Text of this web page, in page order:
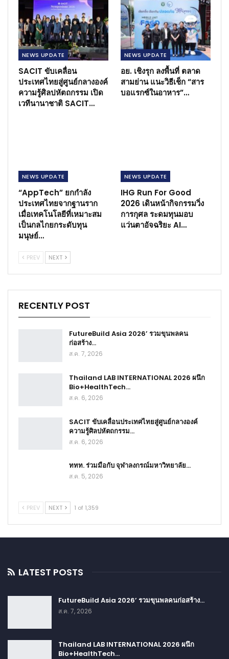
NEWS​ UPDATE
SACIT ขับเคลื่อน
ประเทศไทยสู่ศูนย์กลางองค์
ความรู้ศิลปหัตถกรรม เปิด
เวทีนานาชาติ SACIT…
NEWS​ UPDATE
อย. เชิงรุก ลงพื้นที่ ตลาด
สามย่าน แนะวิธีเช็ก “สาร
บอแรกซ์ในอาหาร”…
NEWS​ UPDATE
“AppTech” ยกกำลัง
ประเทศไทยจากฐานราก
เมื่อเทคโนโลยีที่เหมาะสม
เป็นกลไกยกระดับทุน
มนุษย์…
NEWS​ UPDATE
IHG Run For Good
2026 เดินหน้ากิจกรรมวิ่ง
การกุศล ระดมทุนมอบ
แว่นตาอัจฉริยะ AI…
PREV NEXT
RECENTLY POST
FutureBuild Asia 2026’ รวมขุนพลคน
ก่อสร้าง…
ส.ค. 7, 2026
Thailand LAB INTERNATIONAL 2026 ผนึก
Bio+HealthTech…
ส.ค. 6, 2026
SACIT ขับเคลื่อนประเทศไทยสู่ศูนย์กลางองค์
ความรู้ศิลปหัตถกรรม…
ส.ค. 6, 2026
ททท. ร่วมมือกับ จุฬาลงกรณ์มหาวิทยาลัย…
ส.ค. 5, 2026
PREV NEXT 1 of 1,359
LATEST POSTS
FutureBuild Asia 2026’ รวมขุนพลคนก่อสร้าง…
ส.ค. 7, 2026
Thailand LAB INTERNATIONAL 2026 ผนึก
Bio+HealthTech…